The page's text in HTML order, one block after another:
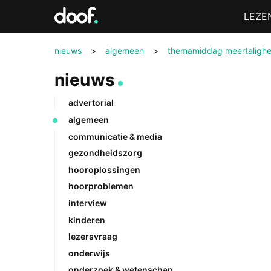
Menu
nieuws > algemeen > themamiddag
nieuws
advertorial
algemeen
communicatie & media
gezondheidszorg
hooroplossingen
hoorproblemen
interview
kinderen
lezersvraag
onderwijs
Doof.nl